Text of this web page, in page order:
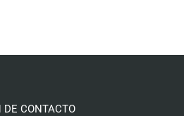
DE CONTACTO